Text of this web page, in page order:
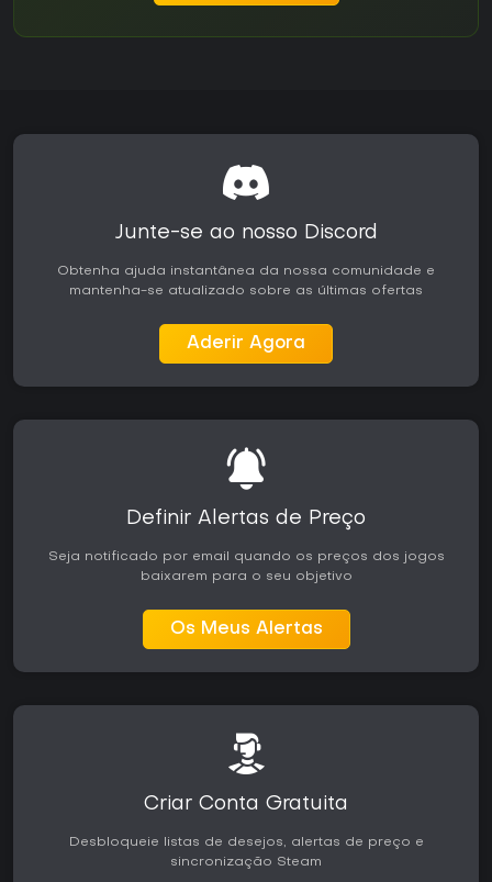
Junte-se ao nosso Discord
Obtenha ajuda instantânea da nossa comunidade e
mantenha-se atualizado sobre as últimas ofertas
Aderir Agora
Definir Alertas de Preço
Seja notificado por email quando os preços dos jogos
baixarem para o seu objetivo
Os Meus Alertas
Criar Conta Gratuita
Desbloqueie listas de desejos, alertas de preço e
sincronização Steam